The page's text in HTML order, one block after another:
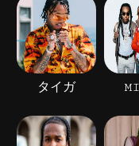
タイガ